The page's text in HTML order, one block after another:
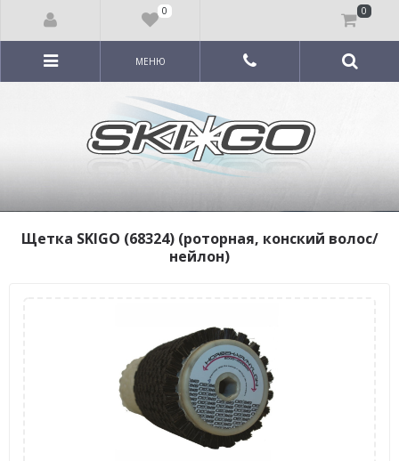
МЕНЮ
Щетка SKIGO (68324) (роторная, конский волос/
нейлон)
0 0